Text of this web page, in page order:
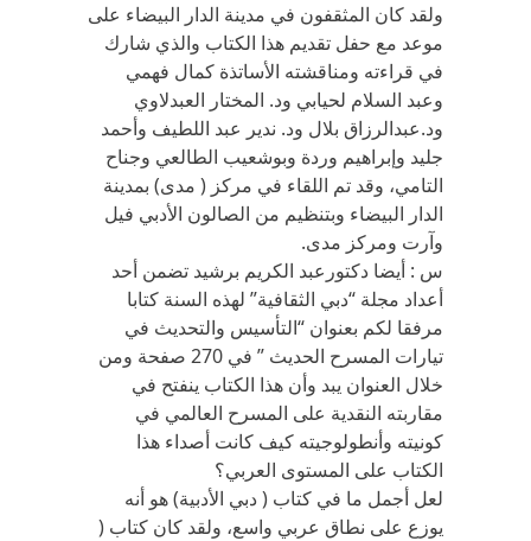
ولقد كان المثقفون في مدينة الدار البيضاء على
موعد مع حفل تقديم هذا الكتاب والذي شارك
في قراءته ومناقشته الأساتذة كمال فهمي
وعبد السلام لحيابي ود. المختار العبدلاوي
ود.عبدالرزاق بلال ود. ندير عبد اللطيف وأحمد
جليد وإبراهيم وردة وبوشعيب الطالعي وجناح
التامي، وقد تم اللقاء في مركز ( مدى) بمدينة
الدار البيضاء وبتنظيم من الصالون الأدبي فيل
وآرت ومركز مدى.
س : أيضا دكتورعبد الكريم برشيد تضمن أحد
أعداد مجلة “دبي الثقافية” لهذه السنة كتابا
مرفقا لكم بعنوان “التأسيس والتحديث في
تيارات المسرح الحديث ” في 270 صفحة ومن
خلال العنوان يبد وأن هذا الكتاب ينفتح في
مقاربته النقدية على المسرح العالمي في
كونيته وأنطولوجيته كيف كانت أصداء هذا
الكتاب على المستوى العربي؟
لعل أجمل ما في كتاب ( دبي الأدبية) هو أنه
يوزع على نطاق عربي واسع، ولقد كان كتاب (